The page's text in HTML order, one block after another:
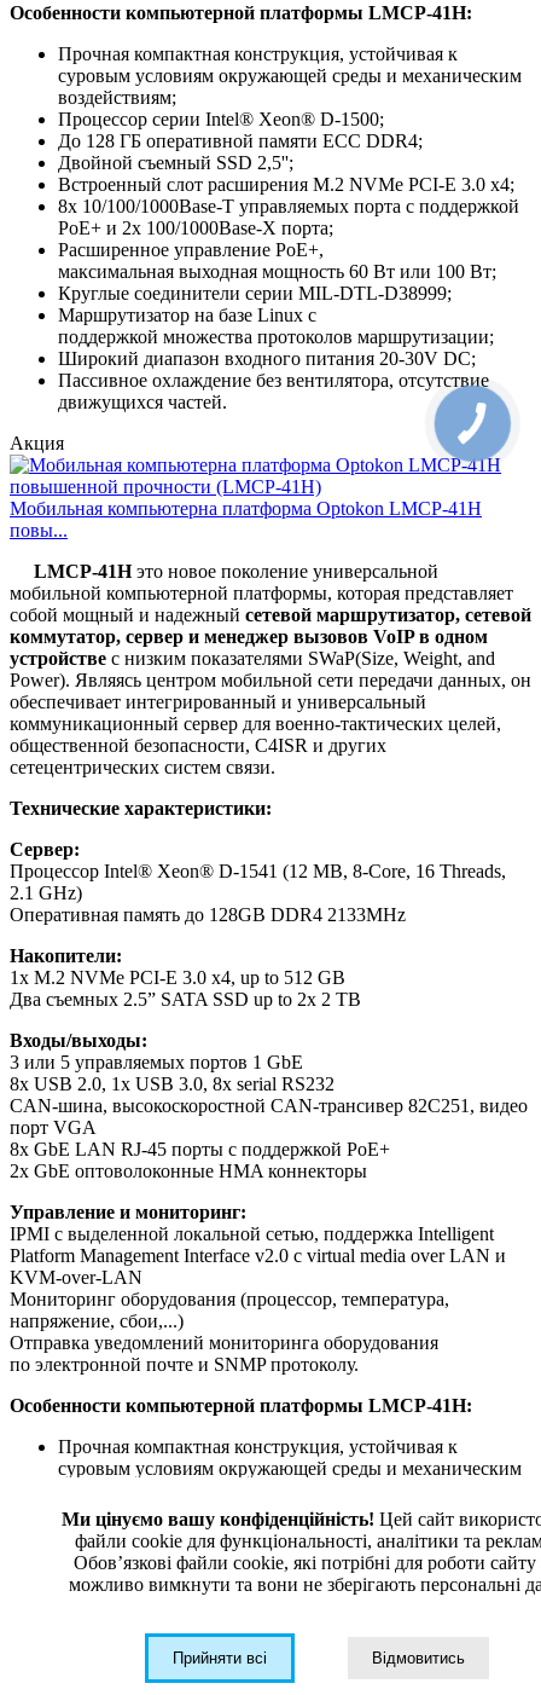
Особенности компьютерной платформы LMCP-41H:
Прочная компактная конструкция, устойчивая к
суровым условиям окружающей среды и механическим
воздействиям;
Процессор серии Intel® Xeon® D-1500;
До 128 ГБ оперативной памяти ECC DDR4;
Двойной съемный SSD 2,5'';
Встроенный слот расширения M.2 NVMe PCI-E 3.0 x4;
8x 10/100/1000Base-T управляемых порта с поддержкой
PoE+ и 2x 100/1000Base-X порта;
Расширенное управление PoE+,
максимальная выходная мощность 60 Вт или 100 Вт;
Круглые соединители серии MIL-DTL-D38999;
Маршрутизатор на базе Linux с
поддержкой множества протоколов маршрутизации;
Широкий диапазон входного питания 20-30V DC;
Пассивное охлаждение без вентилятора, отсутствие
движущихся частей.
Акция
Мобильная компьютерна платформа Optokon LMCP-41H
повы...
LMCP-41Hэто новое поколение универсальной
мобильной компьютерной платформы, которая представляет
собой мощный и надежный сетевой маршрутизатор, сетевой
коммутатор, сервер и менеджер вызовов VoIP в одном
устройстве с низким показателями SWaP(Size, Weight, and
Power). Являясь центром мобильной сети передачи данных, он
обеспечивает интегрированный и универсальный
коммуникационный сервер для военно-тактических целей,
общественной безопасности, C4ISR и других
сетецентрических систем связи.
Технические характеристики:
Сервер:
Процессор Intel® Xeon® D-1541 (12 MB, 8-Core, 16 Threads,
2.1 GHz)
Оперативная память до 128GB DDR4 2133MHz
Накопители:
1x M.2 NVMe PCI-E 3.0 x4, up to 512 GB
Два съемных 2.5” SATA SSD up to 2x 2 TB
Входы/выходы:
3 или 5 управляемых портов 1 GbE
8x USB 2.0, 1x USB 3.0, 8x serial RS232
CAN-шина, высокоскоростной CAN-трансивер 82C251, видео
порт VGA
8x GbE LAN RJ-45 порты с поддержкой PoE+
2x GbE оптоволоконные HMA коннекторы
Управление и мониторинг:
IPMI с выделенной локальной сетью, поддержка Intelligent
Platform Management Interface v2.0 с virtual media over LAN и
KVM-over-LAN
Мониторинг оборудования (процессор, температура,
напряжение, сбои,...)
Отправка уведомлений мониторинга оборудования
по электронной почте и SNMP протоколу.
Особенности компьютерной платформы LMCP-41H:
Прочная компактная конструкция, устойчивая к
суровым условиям окружающей среды и механическим
Процессор серии Intel® Xeon® D-1500;
До 128 ГБ оперативной памяти ECC DDR4;
Двойной съемный SSD 2,5'';
Встроенный слот расширения M.2 NVMe PCI-E 3.0 x4;
8x 10/100/1000Base-T управляемых порта с поддержкой
Расширенное управление PoE+,
максимальная выходная мощность 60 Вт или 100 Вт;
Круглые соединители серии MIL-DTL-D38999;
Ми цінуємо вашу конфіденційність! Цей сайт
файли cookie для функціональності, аналітики та
Обовʼязкові файли cookie, які потрібні для роботи сайту
можливо вимкнути та вони не зберігають персональні
Прийняти всі Відмовитись